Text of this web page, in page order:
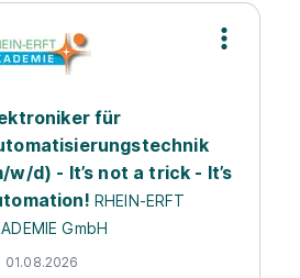
für
w/d) - It’s not a trick - It’s
RHEIN-ERFT
GmbH
01.08.2026